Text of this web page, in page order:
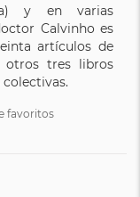
y en varias
Calvinho es
artículos de
otros tres libros
favoritos